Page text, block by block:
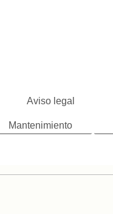
Aviso legal
Mantenimiento